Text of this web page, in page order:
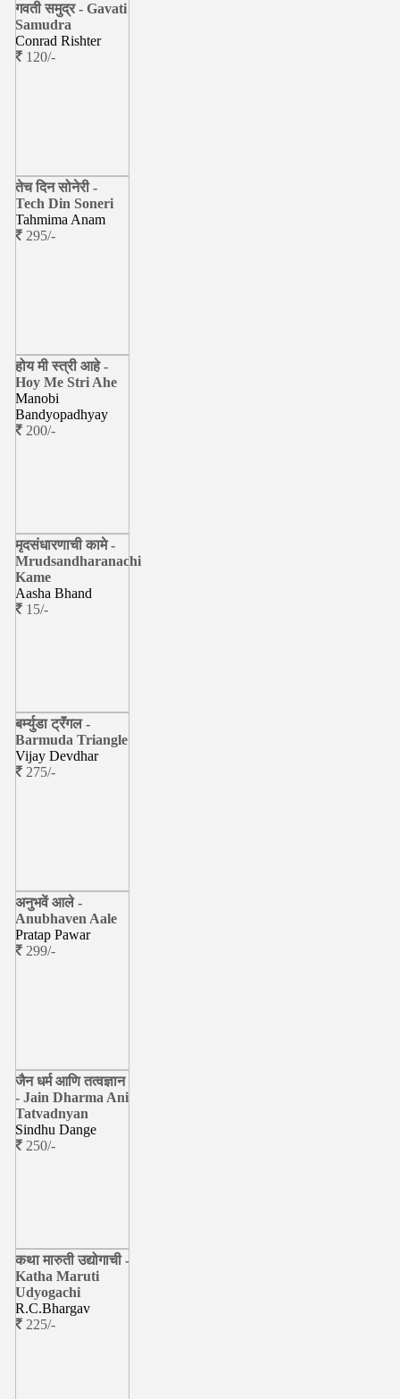
गवती समुद्र - Gavati
Samudra
Conrad Rishter
120/-
तेच दिन सोनेरी -
Tech Din Soneri
Tahmima Anam
295/-
होय मी स्त्री आहे -
Hoy Me Stri Ahe
Manobi
Bandyopadhyay
200/-
मृदसंधारणाची कामे -
Mrudsandharanachi
Kame
Aasha Bhand
15/-
बर्म्युडा ट्रॅंगल -
Barmuda Triangle
Vijay Devdhar
275/-
अनुभवें आले -
Anubhaven Aale
Pratap Pawar
299/-
जैन धर्म आणि तत्वज्ञान
- Jain Dharma Ani
Tatvadnyan
Sindhu Dange
250/-
कथा मारुती उद्योगाची -
Katha Maruti
Udyogachi
R.C.Bhargav
225/-